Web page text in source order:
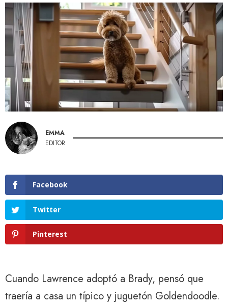
EMMA
EDITOR
Facebook
Twitter
Pinterest
Cuando Lawrence adoptó a Brady, pensó que
traería a casa un típico y juguetón Goldendoodle.